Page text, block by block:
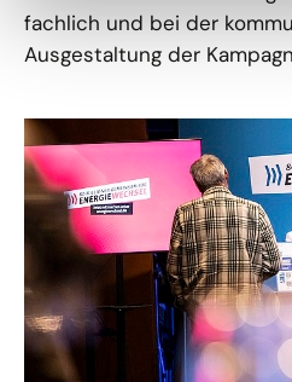
fachlich und bei der
Ausgestaltung der